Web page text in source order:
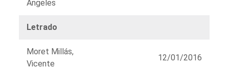
Ángeles
Letrado
Moret Millás,
Vicente
12/01/2016